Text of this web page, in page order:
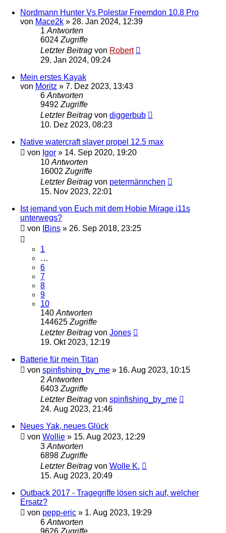
Nordmann Hunter Vs Polestar Freemdon 10.8 Pro
von Mace2k » 28. Jan 2024, 12:39
1 Antworten
6024 Zugriffe
Letzter Beitrag von Robert
29. Jan 2024, 09:24
Mein erstes Kayak
von Moritz » 7. Dez 2023, 13:43
6 Antworten
9492 Zugriffe
Letzter Beitrag von diggerbub
10. Dez 2023, 08:23
Native watercraft slayer propel 12.5 max
von Igor » 14. Sep 2020, 19:20
10 Antworten
16002 Zugriffe
Letzter Beitrag von petermännchen
15. Nov 2023, 22:01
Ist jemand von Euch mit dem Hobie Mirage i11s
unterwegs?
von
IBins » 26. Sep 2018, 23:25
1
…
6
7
8
9
10
140 Antworten
144625 Zugriffe
Letzter Beitrag von Jones
19. Okt 2023, 12:19
Batterie für mein Titan
von spinfishing_by_me » 16. Aug 2023, 10:15
2 Antworten
6403 Zugriffe
Letzter Beitrag von spinfishing_by_me
24. Aug 2023, 21:46
Neues Yak, neues Glück
von Wollie » 15. Aug 2023, 12:29
3 Antworten
6898 Zugriffe
Letzter Beitrag von Wolle K.
15. Aug 2023, 20:49
Outback 2017 - Tragegriffe lösen sich auf, welcher
Ersatz?
von pepp-eric » 1. Aug 2023, 19:29
6 Antworten
9626 Zugriffe